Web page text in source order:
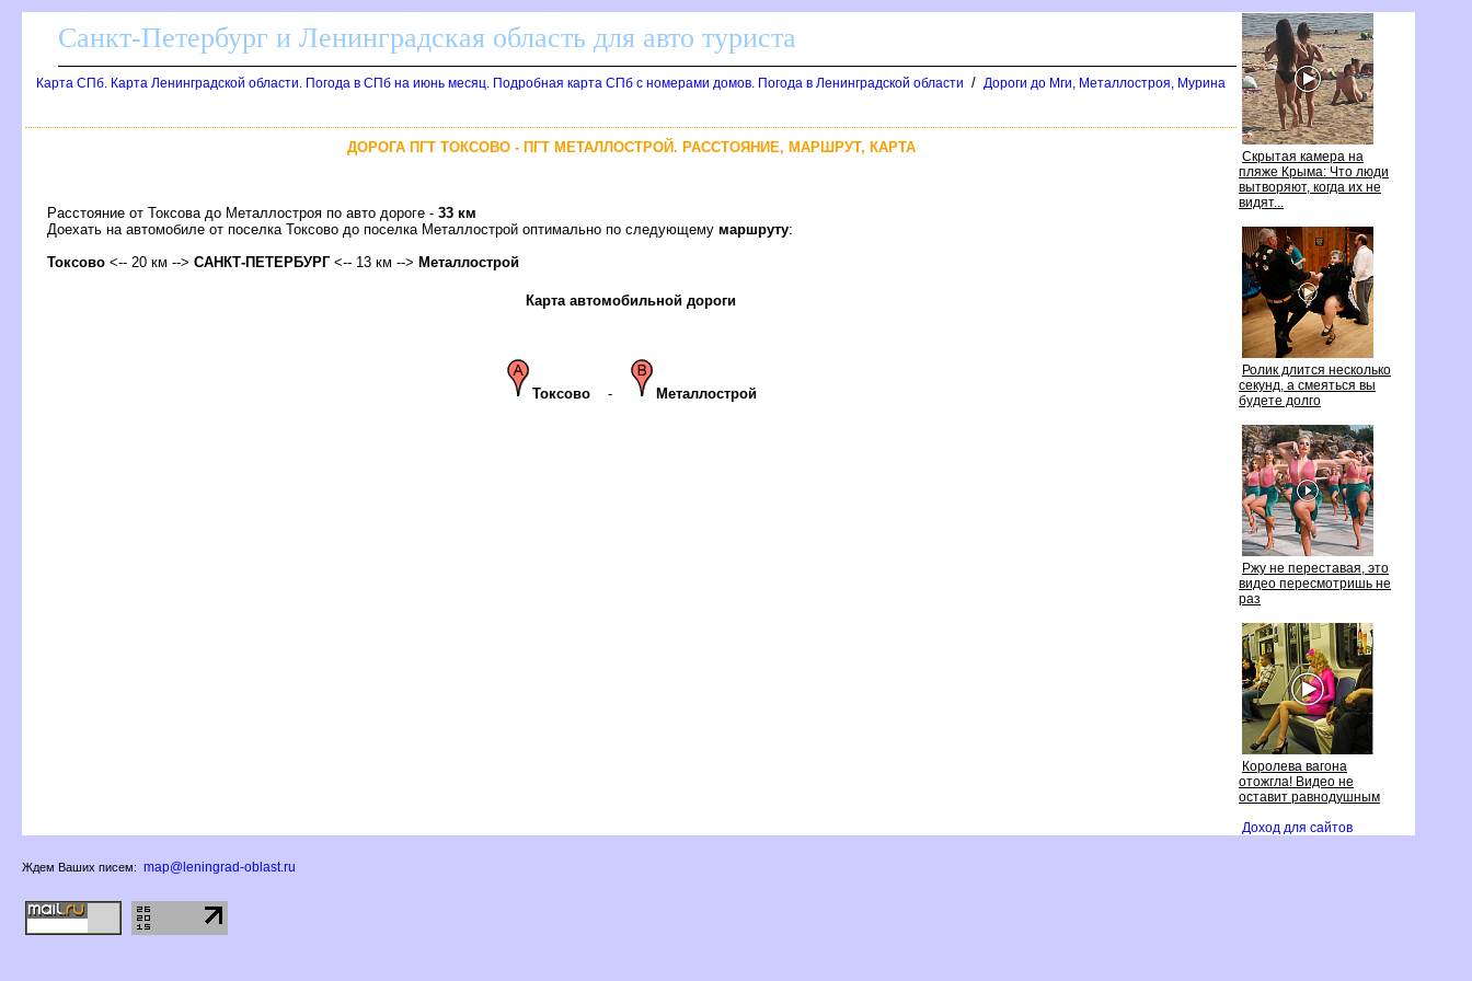
Скрытая камера на
пляже Крыма: Что люди
ытворяют, когда их не
идят...
Ролик длится несколько
секунд, а смеяться вы
удете долго
Ржу не переставая, это
идео пересмотришь не
раз
Королева вагона
отожгла! Видео не
оставит равнодушным
Доход для сайто
Санкт-Петербург и Ленинградская область для авто туриста
Карта СПб. Карта Ленинградской области. Погода в СПб на июнь месяц. Подробная карта СПб с номерами домов. Погода в Ленинградской области / Дороги до Мги, Металлостроя, Мурина
ДОРОГА ПГТ ТОКСОВО - ПГТ МЕТАЛЛОСТРОЙ. РАССТОЯНИЕ, МАРШРУТ, КАРТА
Расстояние от Токсова до Металлостроя по авто дороге - 33 км
Доехать на автомобиле от поселка Токсово до поселка Металлострой оптимально по следующему маршруту:
Токсово <-- 20 км --> САНКТ-ПЕТЕРБУРГ<-- 13 км --> Металлострой
Карта автомобильной дороги
Токсово- Металлострой
Ждем Ваших писем: map@leningrad-oblast.ru